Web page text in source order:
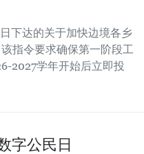
下达的关于加快边境各乡
指令要求确保第一阶段工
2027学年开始后立即投
字公民日